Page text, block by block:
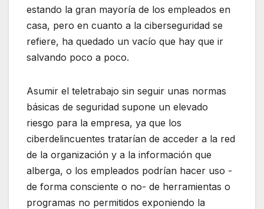
estando la gran mayoría de los empleados en
casa, pero en cuanto a la ciberseguridad se
refiere, ha quedado un vacío que hay que ir
salvando poco a poco.
Asumir el teletrabajo sin seguir unas normas
básicas de seguridad supone un elevado
riesgo para la empresa, ya que los
ciberdelincuentes tratarían de acceder a la red
de la organización y a la información que
alberga, o los empleados podrían hacer uso -
de forma consciente o no- de herramientas o
programas no permitidos exponiendo la